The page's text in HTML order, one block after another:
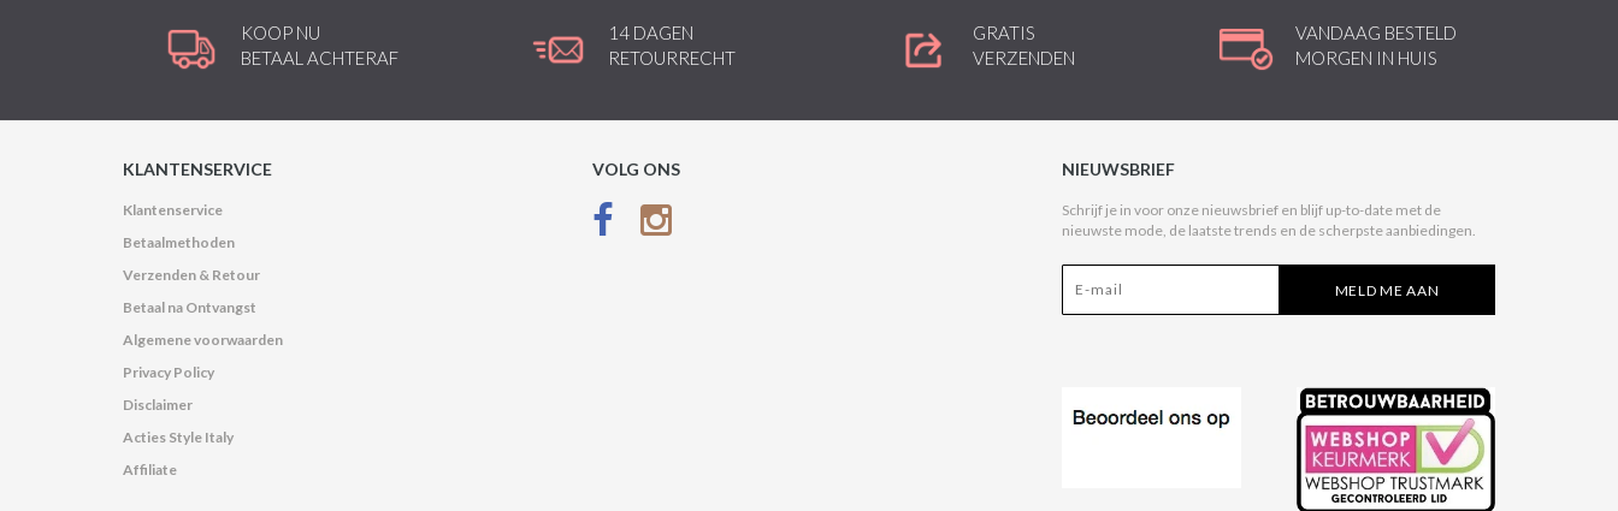
KOOP NU
BETAAL ACHTERAF
14 DAGEN
RETOURRECHT
GRATIS
VERZENDEN
VANDAAG BESTELD
MORGEN IN HUIS
KLANTENSERVICE
Klantenservice
Betaalmethoden
Verzenden & Retour
Betaal na Ontvangst
Algemene voorwaarden
Privacy Policy
Disclaimer
Acties Style Italy
Affiliate
VOLG ONS NIEUWSBRIEF
Schrijf je in voor onze nieuwsbrief en blijf up-to-date met de
nieuwste mode, de laatste trends en de scherpste aanbiedingen.
MELD ME AAN